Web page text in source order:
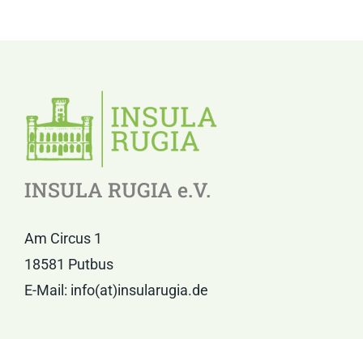
INSULA RUGIA e.V.
Am Circus 1
18581 Putbus
E-Mail: info(at)insularugia.de